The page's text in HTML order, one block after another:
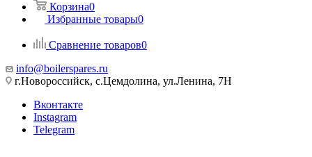
Корзина0
Избранные товары0
Сравнение товаров0
info@boilerspares.ru
г.Новороссийск, с.Цемдолина, ул.Ленина, 7Н
Вконтакте
Instagram
Telegram